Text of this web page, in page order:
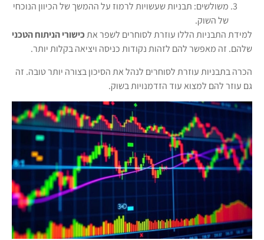
משולשים: תבניות שעשויות לרמוז על ההמשך של הכיוון הנוכחי
של השוק.
למידת התבניות הללו עוזרת לסוחרים לשפר אתכישורי הניתוח הטכני
שלהם. זה מאפשר להם לזהות נקודות כניסה ויציאה בקלות יותר.
הכרה בתבניות עוזרת לסוחרים לנהל את הסיכון בצורה יותר טובה. זה
גם עוזר להם למצוא עוד הזדמנויות בשוק.